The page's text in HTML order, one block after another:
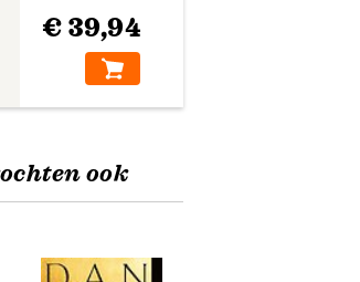
€ 39,94
ook